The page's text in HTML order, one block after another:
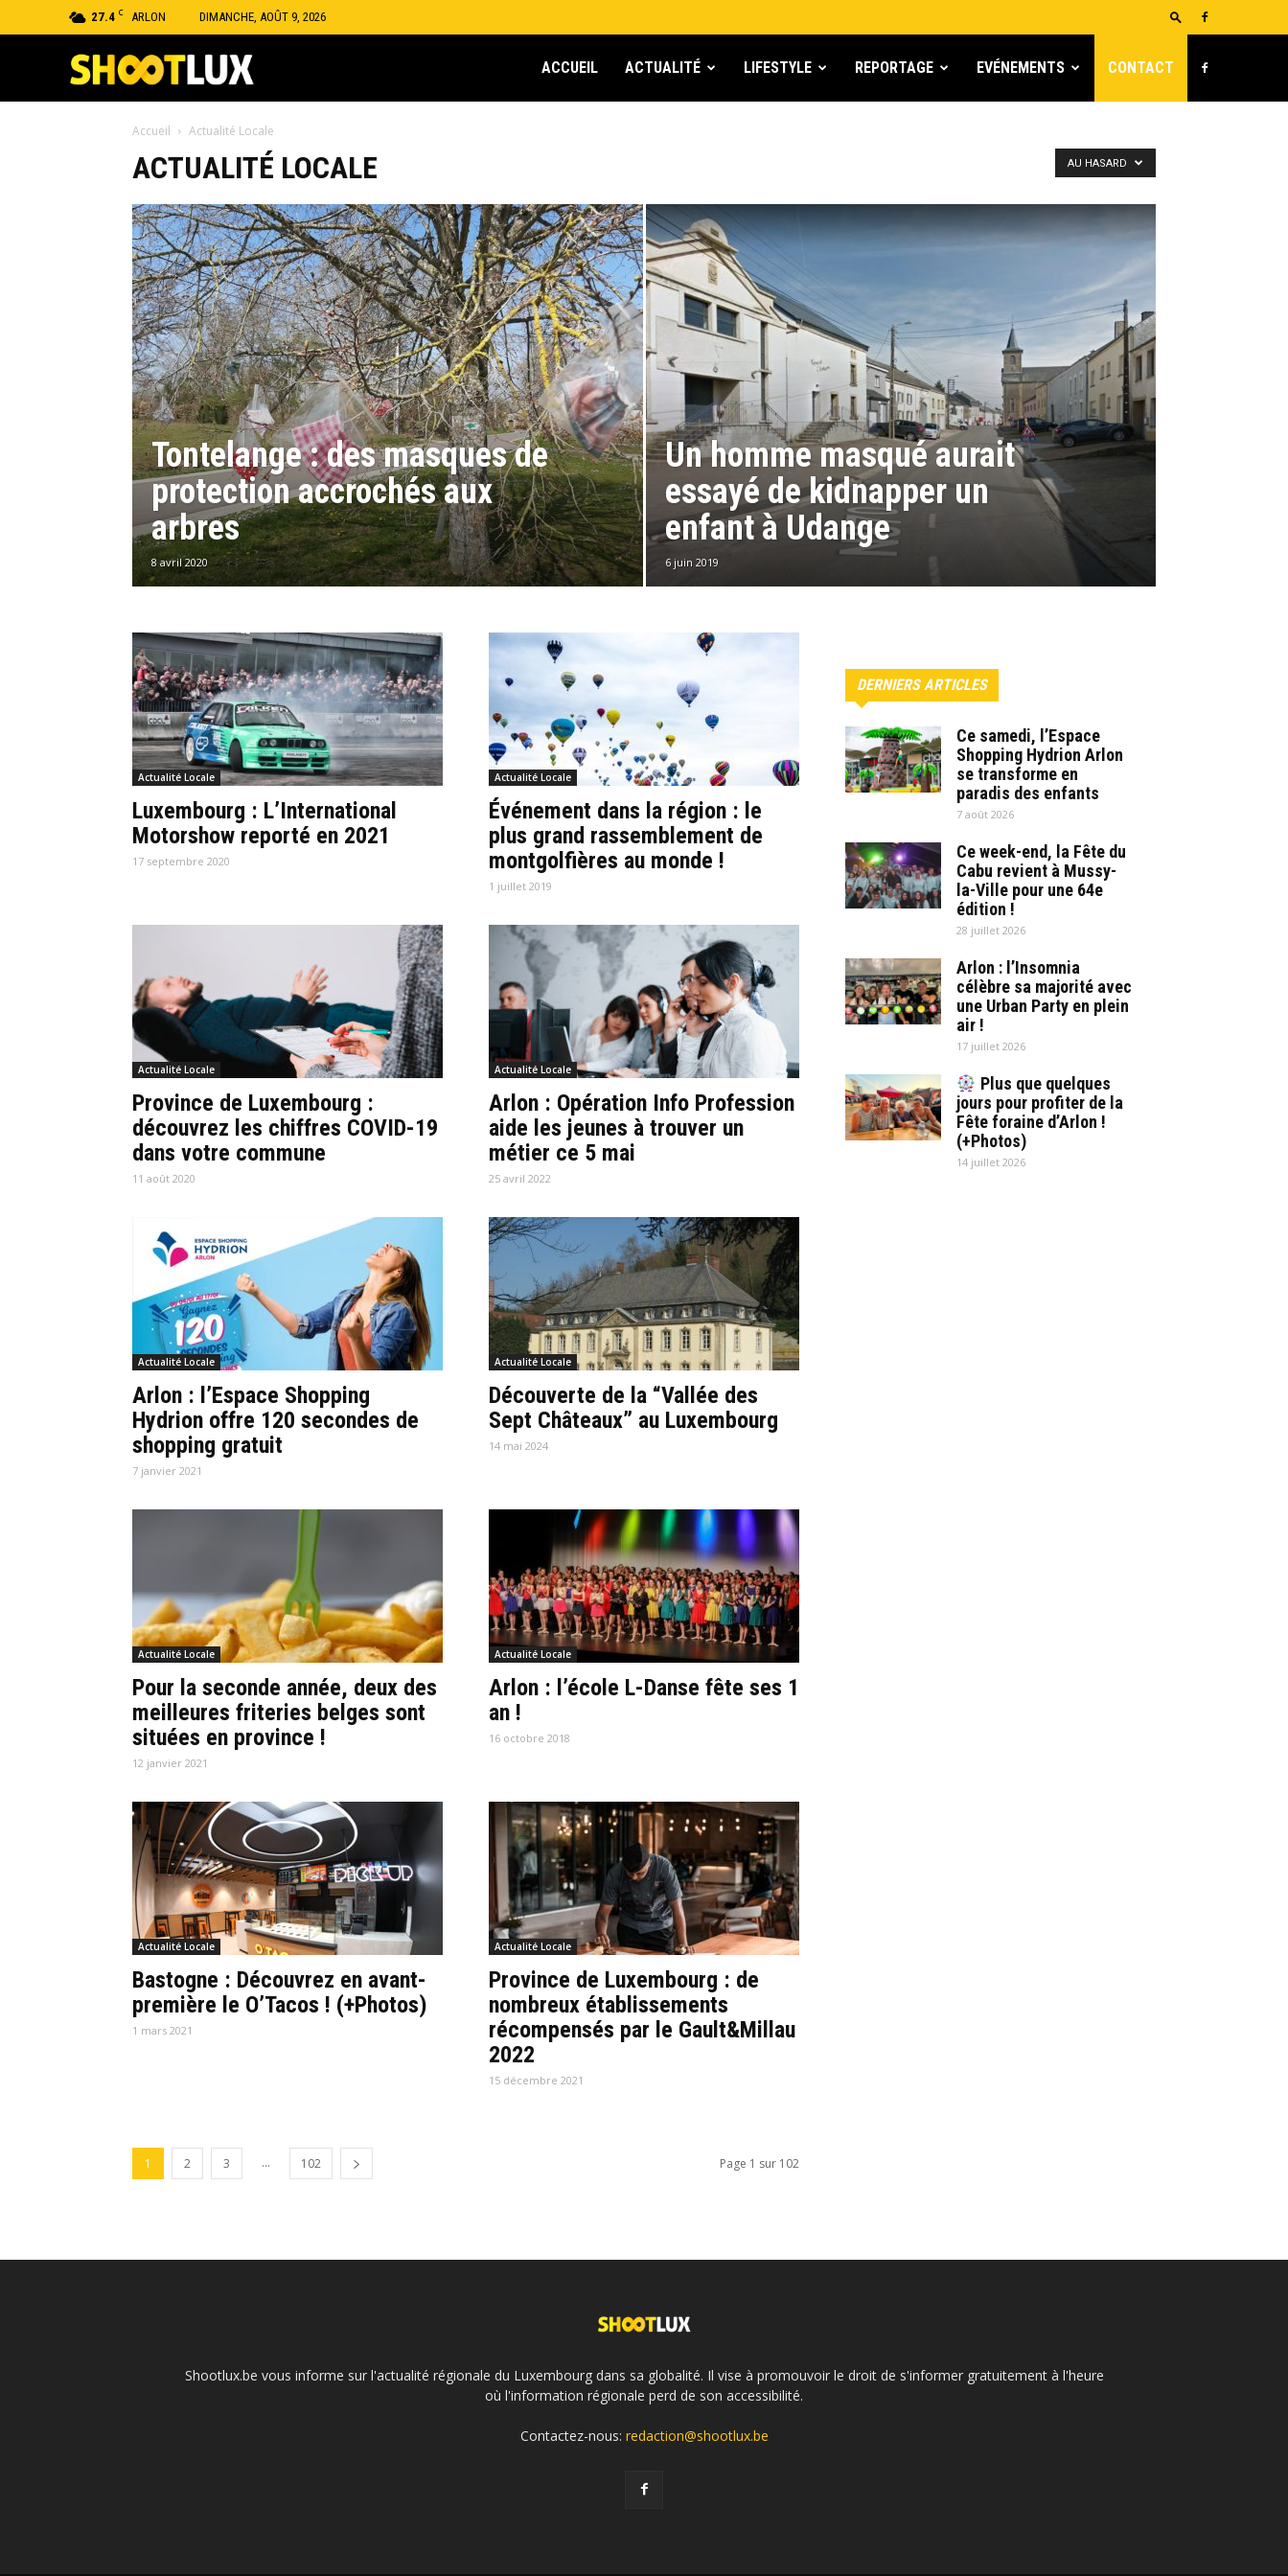
27.4 C ARLON DIMANCHE, AOÛT 9, 2026
ACCUEIL ACTUALITÉ LIFESTYLE REPORTAGE EVÉNEMENTS CONTACT
Accueil Actualité Locale
ACTUALITÉ LOCALE AU HASARD
Tontelange : des masques de
protection accrochés aux
arbres
8 avril 2020
Un homme masqué aurait
essayé de kidnapper un
enfant à Udange
6 juin 2019
Actualité Locale
Luxembourg : L’International
Motorshow reporté en 2021
17 septembre 2020
Actualité Locale
Événement dans la région : le
plus grand rassemblement de
montgolfières au monde !
1 juillet 2019
Actualité Locale
Province de Luxembourg :
découvrez les chiffres COVID-19
dans votre commune
11 août 2020
Actualité Locale
Arlon : Opération Info Profession
aide les jeunes à trouver un
métier ce 5 mai
25 avril 2022
Actualité Locale
Arlon : l’Espace Shopping
Hydrion offre 120 secondes de
shopping gratuit
7 janvier 2021
Actualité Locale
Découverte de la “Vallée des
Sept Châteaux” au Luxembourg
14 mai 2024
Actualité Locale
Pour la seconde année, deux des
meilleures friteries belges sont
situées en province !
12 janvier 2021
Actualité Locale
Arlon : l’école L-Danse fête ses 1
an !
16 octobre 2018
Actualité Locale
Bastogne : Découvrez en avant-
première le O’Tacos ! (+Photos)
1 mars 2021
Actualité Locale
Province de Luxembourg : de
nombreux établissements
récompensés par le Gault&Millau
2022
15 décembre 2021
1 2 3 ... 102 Page 1 sur 102
DERNIERS ARTICLES
Ce samedi, l’Espace
Shopping Hydrion Arlon
se transforme en
paradis des enfants
7 août 2026
Ce week-end, la Fête du
Cabu revient à Mussy-
la-Ville pour une 64e
édition !
28 juillet 2026
Arlon : l’Insomnia
célèbre sa majorité avec
une Urban Party en plein
air !
17 juillet 2026
Plus que quelques
jours pour profiter de la
Fête foraine d’Arlon !
(+Photos)
14 juillet 2026
Shootlux.be vous informe sur l'actualité régionale du Luxembourg dans sa globalité. Il vise à promouvoir le droit de s'informer gratuitement à l'heure
où l'information régionale perd de son accessibilité.
Contactez-nous: redaction@shootlux.be